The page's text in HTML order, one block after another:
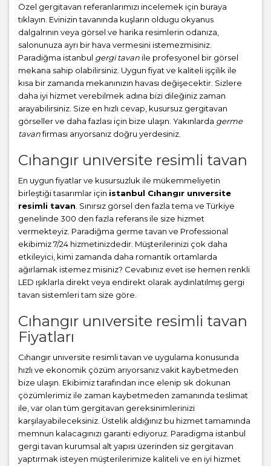
Özel gergitavan referanlarımızı incelemek için buraya
tıklayın. Evinizin tavanında kuşların oldugu okyanus
dalgalrının veya görsel ve harika resimlerin odanıza,
salonunuza ayrı bir hava vermesini istemezmisiniz.
Paradiğma istanbul gergi tavan ile profesyonel bir görsel
mekana sahip olabilirsiniz. Uygun fiyat ve kaliteli işçilik ile
kısa bir zamanda mekanınızın havası değişecektir. Sizlere
daha iyi hizmet verebilmek adına bizi dileğiniz zaman
arayabilirsiniz. Size en hızlı cevap, kusursuz gergitavan
görseller ve daha fazlası için bize ulaşın. Yakınlarda germe
tavanfirması arıyorsanız doğru yerdesiniz.
Cıhangır unıversite resimli tavan
En uygun fiyatlar ve kusursuzluk ile mükemmeliyetin
birleştiği tasarımlar için istanbul Cıhangır unıversite
resimli tavan . Sınırsız görsel den fazla tema ve Türkiye
genelinde 300 den fazla referans ile size hizmet
vermekteyiz. Paradiğma germe tavan ve Professional
ekibimiz 7/24 hizmetinizdedir. Müşterilerinizi çok daha
etkileyici, kimi zamanda daha romantik ortamlarda
ağırlamak istemez misiniz? Cevabınız evet ise hemen renkli
LED ışıklarla direkt veya endirekt olarak aydınlatılmış gergi
tavan sistemleri tam size göre.
Cıhangır unıversite resimli tavan
Fiyatları
Cıhangır unıversite resimli tavan ve uygulama konusunda
hızlı ve ekonomik çözüm arıyorsanız vakit kaybetmeden
bize ulaşın. Ekibimiz tarafından ince elenip sık dokunan
çözümlerimiz ile zaman kaybetmeden zamanında teslimat
ile, var olan tüm gergitavan gereksinimlerinizi
karşılayabileceksiniz. Üstelik aldığınız bu hizmet tamamında
memnun kalacagınızı garanti ediyoruz. Paradigma istanbul
gergi tavan kurumsal alt yapısı üzerinden siz gergitavan
yaptırmak isteyen müşterilerimize kaliteli ve en iyi hizmet